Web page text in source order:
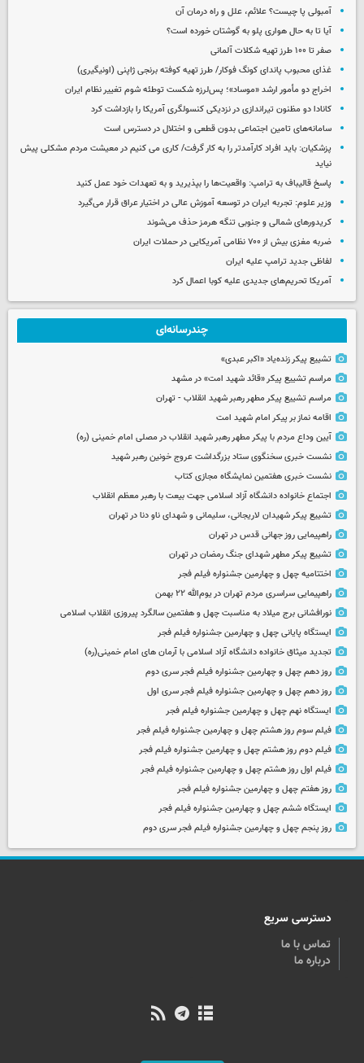
آمبولی پا چیست؟ علائم، علل و راه درمان آن
آیا تا به حال هواری پلو به گوشتان خورده است؟
صفر تا ۱۰۰ طرز تهیه شکلات آلمانی
غذای محبوب پاندای کونگ فوکار/ طرز تهیه کوفته برنجی ژاپنی (اونیگیری)
اخراج دو مأمور ارشد «موساد»؛ پس‌لرزه شکست توطئه شوم تغییر نظام ایران
کانادا دو مظنون تیراندازی در نزدیکی کنسولگری آمریکا را بازداشت کرد
سامانه‌های تامین اجتماعی بدون قطعی و اختلال در دسترس است
پزشکیان: باید افراد کارآمدتر را به کار گرفت/ کاری می کنیم در معیشت مردم مشکلی پیش
نیاید
پاسخ قالیباف به ترامپ: واقعیت‌ها را بپذیرید و به تعهدات خود عمل کنید
وزیر علوم: تجربه ایران در توسعه آموزش عالی در اختیار عراق قرار می‌گیرد
کریدورهای شمالی و جنوبی تنگه هرمز حذف می‌شوند
ضربه مغزی بیش از ۷۰۰ نظامی آمریکایی در حملات ایران
لفاظی جدید ترامپ علیه ایران
آمریکا تحریم‌های جدیدی علیه کوبا اعمال کرد
چندرسانه‌ای
تشییع پیکر زنده‌یاد «اکبر عبدی»
مراسم تشییع پیکر «قائد شهید امت» در مشهد
مراسم تشییع پیکر مطهر رهبر شهید انقلاب - تهران
اقامه نماز بر پیکر امام شهید امت
آیین وداع مردم با پیکر مطهر رهبر شهید انقلاب در مصلی امام خمینی (ره)
نشست خبری سخنگوی ستاد بزرگداشت عروج خونین رهبر شهید
نشست خبری هفتمین نمایشگاه مجازی کتاب
اجتماع خانواده دانشگاه آزاد اسلامی جهت بیعت با رهبر معظم انقلاب
تشییع پیکر شهیدان لاریجانی، سلیمانی و شهدای ناو دنا در تهران
راهپیمایی روز جهانی قدس در تهران
تشییع پیکر مطهر شهدای جنگ رمضان در تهران
اختتامیه چهل و چهارمین جشنواره فیلم فجر
راهپیمایی سراسری مردم تهران در یوم‌الله ۲۲ بهمن
نورافشانی برج میلاد به مناسبت چهل‌ و هفتمین سالگرد پیروزی انقلاب اسلامی
ایستگاه پایانی چهل و چهارمین جشنواره فیلم فجر
تجدید میثاق خانواده دانشگاه آزاد اسلامی با آرمان های امام خمینی(ره)
روز دهم چهل و چهارمین جشنواره فیلم فجر سری دوم
روز دهم چهل و چهارمین جشنواره فیلم فجر سری اول
ایستگاه نهم چهل و چهارمین جشنواره فیلم فجر
فیلم سوم روز هشتم چهل و چهارمین جشنواره فیلم فجر
فیلم دوم روز هشتم چهل و چهارمین جشنواره فیلم فجر
فیلم اول روز هشتم چهل و چهارمین جشنواره فیلم فجر
روز هفتم چهل و چهارمین جشنواره فیلم فجر
ایستگاه ششم چهل و چهارمین جشنواره فیلم فجر
روز پنجم چهل و چهارمین جشنواره فیلم فجر سری دوم
دسترسی سریع
تماس با ما
درباره ما